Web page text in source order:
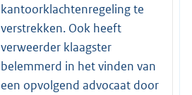
kantoorklachtenregeling te
verstrekken. Ook heeft
verweerder klaagster
belemmerd in het vinden van
een opvolgend advocaat door